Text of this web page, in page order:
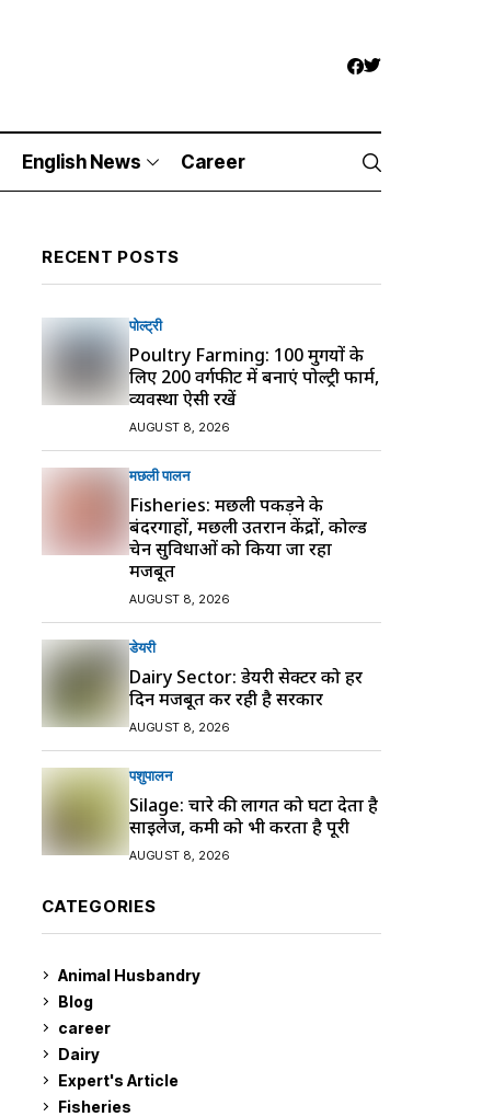
English News Career
RECENT POSTS
पोल्ट्री
Poultry Farming: 100 मुर्गियों के
लिए 200 वर्गफीट में बनाएं पोल्ट्री फार्म,
व्यवस्था ऐसी रखें
AUGUST 8, 2026
मछली पालन
Fisheries: मछली पकड़ने के
बंदरगाहों, मछली उतरान केंद्रों, कोल्ड
चेन सुविधाओं को किया जा रहा
मजबूत
AUGUST 8, 2026
डेयरी
Dairy Sector: डेयरी सेक्टर को हर
दिन मजबूत कर रही है सरकार
AUGUST 8, 2026
पशुपालन
Silage: चारे की लागत को घटा देता है
साइलेज, कमी को भी करता है पूरी
AUGUST 8, 2026
CATEGORIES
Animal Husbandry
Blog
career
Dairy
Expert's Article
Fisheries